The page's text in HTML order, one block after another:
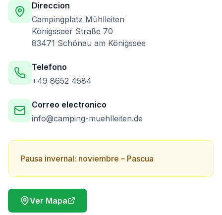
Direccion
Campingplatz Mühlleiten
Königsseer Straße 70
83471 Schönau am Königssee
Telefono
+49 8652 4584
Correo electronico
info@camping-muehlleiten.de
Pausa invernal: noviembre – Pascua
Ver Mapa